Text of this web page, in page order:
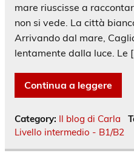
mare riuscisse a
non si vede. La città
Arrivando dal mare,
lentamente dalla luce. Le
Continua a leggere
Category: Il blog di Carla
Livello intermedio - B1/B2